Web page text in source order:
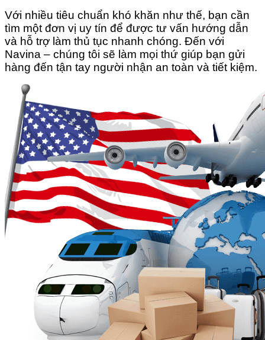
Với nhiều tiêu chuẩn khó khăn như thế, bạn cần
tìm một đơn vị uy tín để được tư vấn hướng dẫn
và hỗ trợ làm thủ tục nhanh chóng. Đến với
Navina – chúng tôi sẽ làm mọi thứ giúp bạn gửi
hàng đến tận tay người nhận an toàn và tiết kiệm.